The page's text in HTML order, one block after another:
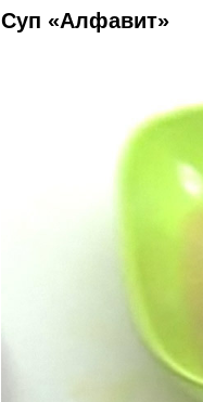
Суп «Алфавит»